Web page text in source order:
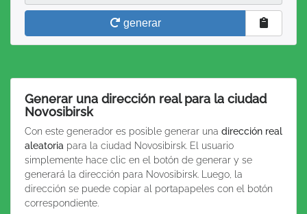
generar
Generar una dirección real para la ciudad
Novosibirsk
Con este generador es posible generar una dirección real
aleatoria para la ciudad Novosibirsk. El usuario
simplemente hace clic en el botón de generar y se
generará la dirección para Novosibirsk. Luego, la
dirección se puede copiar al portapapeles con el botón
correspondiente.